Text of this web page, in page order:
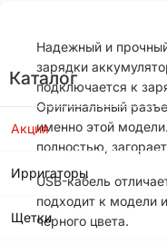
Каталог
Акция
Ирригаторы
Щетки
Надежный и
зарядки
подключается к
Оригинальный
именно этой
полностью,
USB-кабель
подходит к модели
черного цвета.